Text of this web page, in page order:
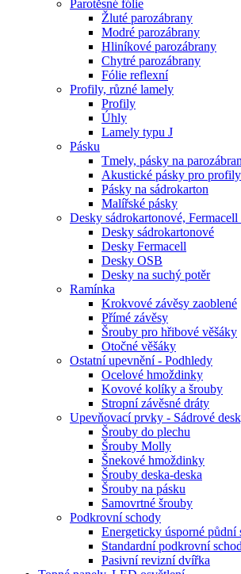
Parotěsné fólie
Žluté parozábrany
Modré parozábrany
Hliníkové parozábrany
Chytré parozábrany
Fólie reflexní
Profily, různé lamely
Profily
Úhly
Lamely typu J
Pásku
Tmely, pásky na
Akustické pásky pro profily
Pásky na sádrokarton
Malířské pásky
Desky sádrokartonové, Fermacell
Desky sádrokartonové
Desky Fermacell
Desky OSB
Desky na suchý potěr
Ramínka
Krokvové závěsy zaoblené
Přímé závěsy
Šrouby pro hřibové věšáky
Otočné věšáky
Ostatní upevnění - Podhledy
Ocelové hmoždinky
Kovové kolíky a šrouby
Stropní závěsné dráty
Upevňovací prvky - Sádrové
Šrouby do plechu
Šrouby Molly
Šnekové hmoždinky
Šrouby deska-deska
Šrouby na pásku
Samovrtné šrouby
Podkrovní schody
Energeticky úsporné půdní
Standardní podkrovní
Pasivní revizní dvířka